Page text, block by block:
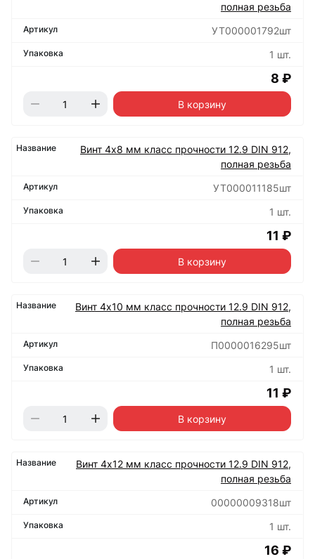
полная резьба
УТ000001792шт
1 шт.
8 ₽
В корзину
Винт 4х8 мм класс прочности 12.9 DIN 912,
полная резьба
УТ000011185шт
1 шт.
11 ₽
В корзину
Винт 4х10 мм класс прочности 12.9 DIN 912,
полная резьба
П0000016295шт
1 шт.
11 ₽
В корзину
Винт 4х12 мм класс прочности 12.9 DIN 912,
полная резьба
00000009318шт
1 шт.
16 ₽